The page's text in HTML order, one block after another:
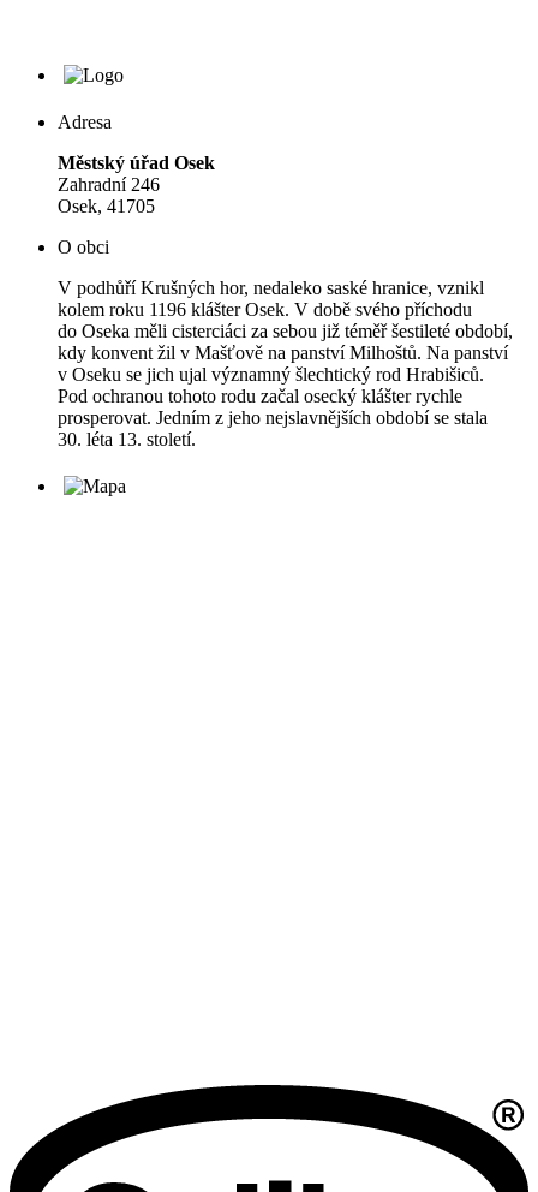
Adresa
Městský úřad Osek
Zahradní 246
Osek, 41705
O obci
V podhůří Krušných hor, nedaleko saské hranice, vznikl
kolem roku 1196 klášter Osek. V době svého příchodu
do Oseka měli cisterciáci za sebou již téměř šestileté období,
kdy konvent žil v Mašťově na panství Milhoštů. Na panství
v Oseku se jich ujal významný šlechtický rod Hrabišiců.
Pod ochranou tohoto rodu začal osecký klášter rychle
prosperovat. Jedním z jeho nejslavnějších období se stala
30. léta 13. století.